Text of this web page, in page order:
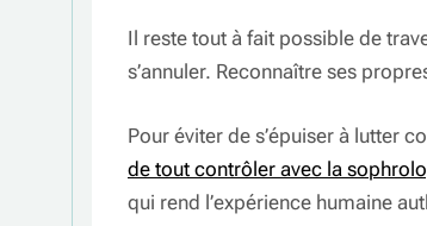
Il reste tout à fait possible de
s’annuler. Reconnaître ses
Pour éviter de s’épuiser à lutter
de tout contrôler avec la
qui rend l’expérience humaine